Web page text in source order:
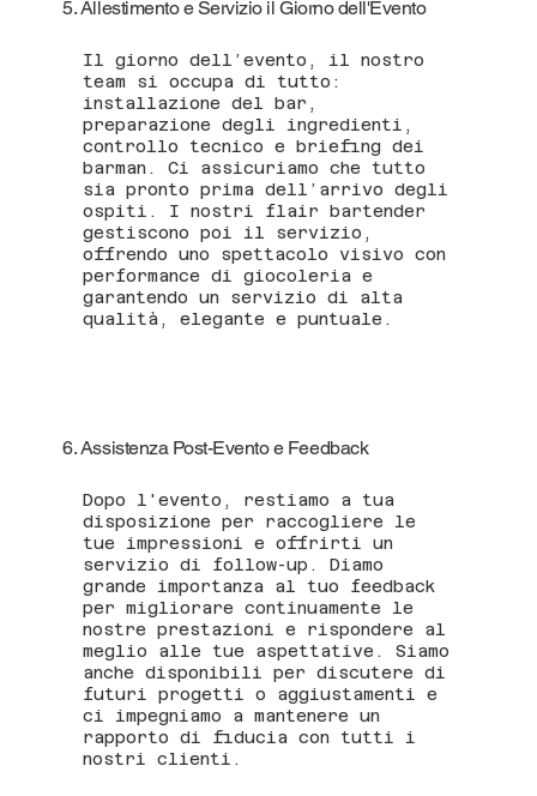
5. Allestimento e Servizio il Giorno dell'Evento
Il giorno dell’evento, il nostro
team si occupa di tutto:
installazione del bar,
preparazione degli ingredienti,
controllo tecnico e briefing dei
barman. Ci assicuriamo che tutto
sia pronto prima dell’arrivo degli
ospiti. I nostri flair bartender
gestiscono poi il servizio,
offrendo uno spettacolo visivo con
performance di giocoleria e
garantendo un servizio di alta
qualità, elegante e puntuale.
6. Assistenza Post-Evento e Feedback
Dopo l'evento, restiamo a tua
disposizione per raccogliere le
tue impressioni e offrirti un
servizio di follow-up. Diamo
grande importanza al tuo feedback
per migliorare continuamente le
nostre prestazioni e rispondere al
meglio alle tue aspettative. Siamo
anche disponibili per discutere di
futuri progetti o aggiustamenti e
ci impegniamo a mantenere un
rapporto di fiducia con tutti i
nostri clienti.